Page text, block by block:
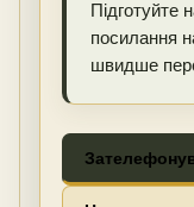
Підготуйте
посилання
швидше